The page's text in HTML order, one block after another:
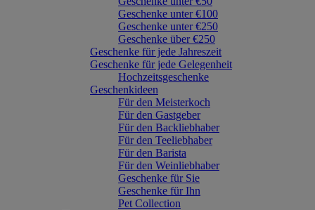
Geschenke unter €100
Geschenke unter €250
Geschenke über €250
Geschenke für jede Jahreszeit
Geschenke für jede Gelegenheit
Hochzeitsgeschenke
Geschenkideen
Für den Meisterkoch
Für den Gastgeber
Für den Backliebhaber
Für den Teeliebhaber
Für den Barista
Für den Weinliebhaber
Geschenke für Sie
Geschenke für Ihn
Pet Collection